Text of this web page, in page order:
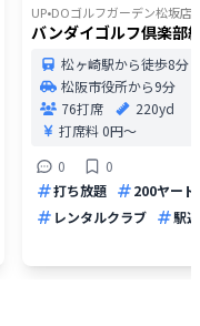
UP•DOゴルフガーデン松坂店
バンダイゴルフ倶楽部
松ヶ崎駅から徒歩8分
松阪市役所から9分
76打席
220yd
打席料0円〜
0
0
打ち放題
200ヤード
レンタルクラブ
駅近